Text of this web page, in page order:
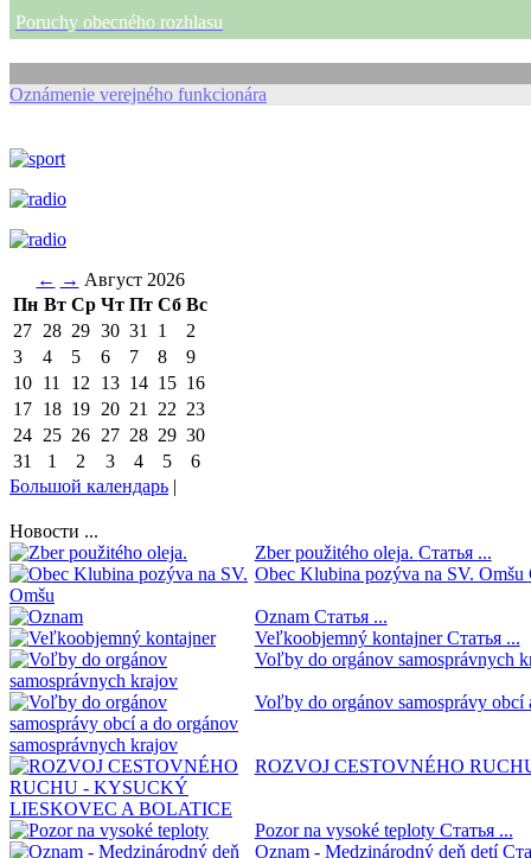
Poruchy obecného rozhlasu
Oznámenie verejného funkcionára
← → Август 2026
Пн Вт Ср Чт Пт Сб Вс
27 28 29 30 31 1
2
3
4 5 6 7 8
9
10 11 12 13 14 15 16
17 18 19 20 21 22 23
24 25 26 27 28 29 30
31
1 2 3 4 5
6
Большой календарь |
Новости ...
Zber použitého oleja. Статья ...
Obec Klubina pozýva na SV. Omšu
Oznam Статья ...
Veľkoobjemný kontajnerСтатья ...
Voľby do orgánov samosprávnych
Voľby do orgánov samosprávy
ROZVOJ CESTOVNÉHO
Pozor na vysoké teploty Статья ...
Oznam - Medzinárodný deň detí